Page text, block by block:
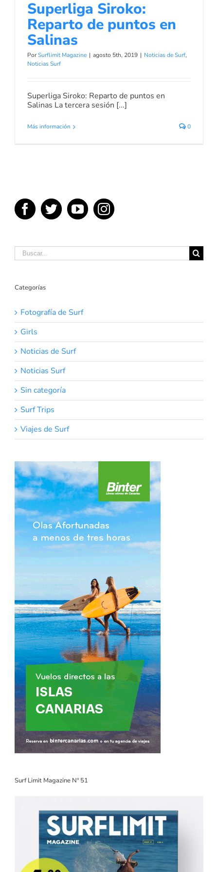
Superliga Siroko:
Reparto de puntos en
Salinas
PorSurflimit Magazine | agosto 5th, 2019 | Noticias de Surf,
Noticias Surf
Superliga Siroko: Reparto de puntos en
Salinas La tercera sesión [...]
Más información 0
Buscar:
Categorías
Fotografía de Surf
Girls
Noticias de Surf
Noticias Surf
Sin categoría
Surf Trips
Viajes de Surf
Surf Limit Magazine Nº 51